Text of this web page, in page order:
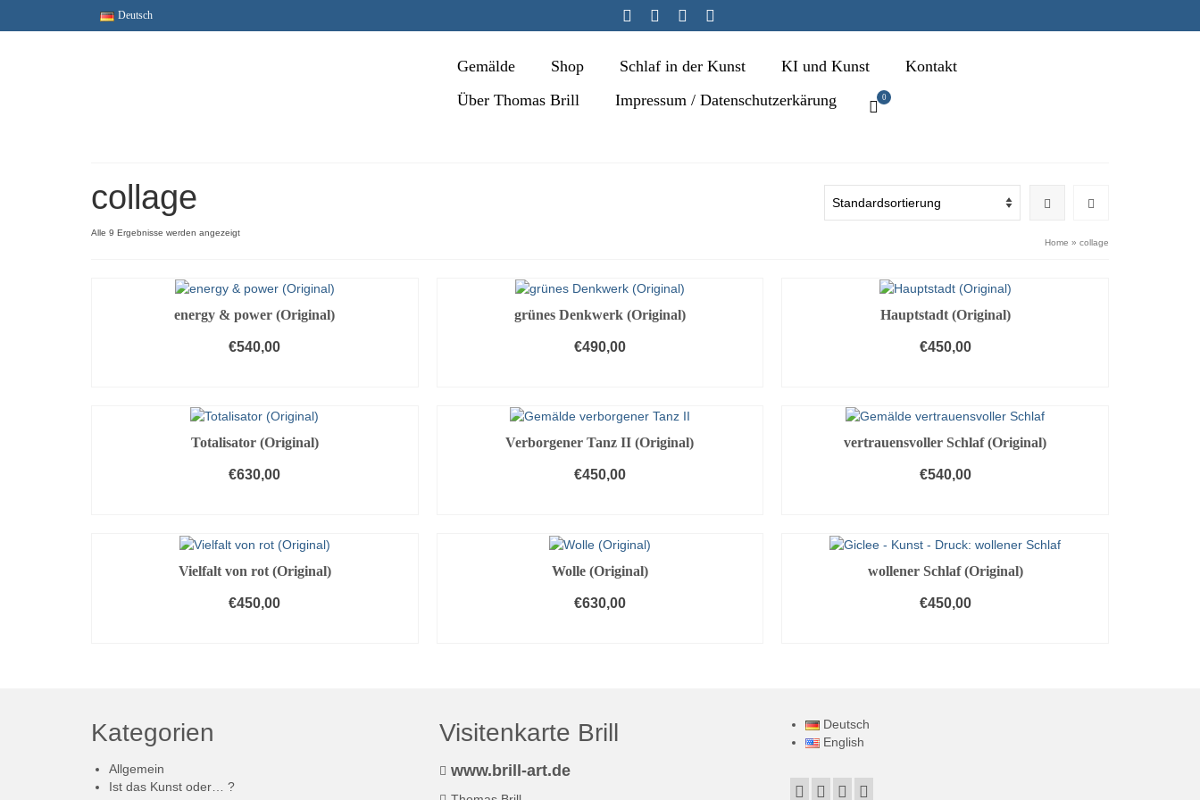
Deutsch
Gemälde Shop Schlaf in der Kunst KI und Kunst
Kontakt
Über Thomas Brill
Impressum / Datenschutzerkärung 0
collage
Alle 9 Ergebnisse werden angezeigt
Home » collage
energy & power (Original)
€540,00
grünes Denkwerk (Original)
€490,00
Hauptstadt (Original)
€450,00
Totalisator (Original)
€630,00
Verborgener Tanz II (Original)
€450,00
vertrauensvoller Schlaf (Original)
€540,00
Vielfalt von rot (Original)
€450,00
Wolle (Original)
€630,00
wollener Schlaf (Original)
€450,00
Kategorien
Allgemein
Ist das Kunst oder… ?
Visitenkarte Brill
www.brill-art.de
Deutsch
English